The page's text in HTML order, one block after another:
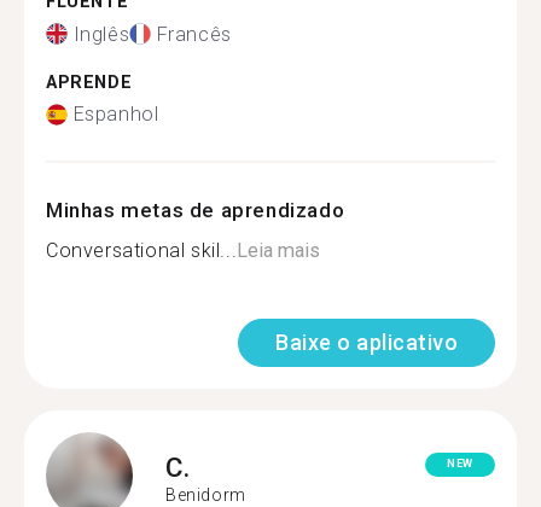
Inglês Francês
APRENDE
Espanhol
Minhas metas de aprendizado
Conversational skil...Leia mais
Baixe o aplicativo
C.
Benidorm
NEW